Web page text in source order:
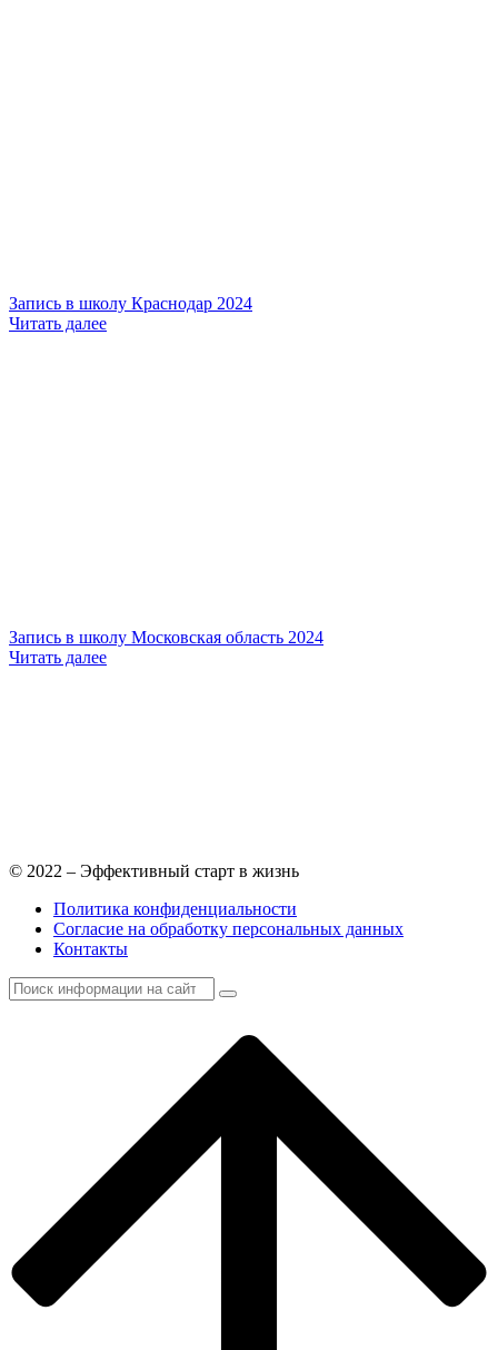
Запись в школу Краснодар 2024
Читать далее
Запись в школу Московская область 2024
Читать далее
© 2022 – Эффективный старт в жизнь
Политика конфиденциальности
Согласие на обработку персональных данных
Контакты